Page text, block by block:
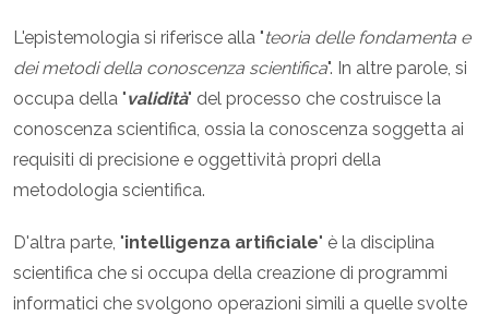
L'epistemologia si riferisce alla "teoria delle fondamenta e
dei metodi della conoscenza scientifica". In altre parole, si
occupa della "validità" del processo che costruisce la
conoscenza scientifica, ossia la conoscenza soggetta ai
requisiti di precisione e oggettività propri della
metodologia scientifica.
D'altra parte, "intelligenza artificiale" è la disciplina
scientifica che si occupa della creazione di programmi
informatici che svolgono operazioni simili a quelle svolte